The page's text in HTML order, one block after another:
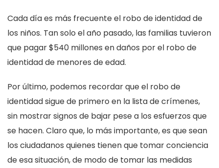
Cada día es más frecuente el robo de identidad de
los niños. Tan solo el año pasado, las familias tuvieron
que pagar $540 millones en daños por el robo de
identidad de menores de edad.
Por último, podemos recordar que el robo de
identidad sigue de primero en la lista de crímenes,
sin mostrar signos de bajar pese a los esfuerzos que
se hacen. Claro que, lo más importante, es que sean
los ciudadanos quienes tienen que tomar conciencia
de esa situación, de modo de tomar las medidas